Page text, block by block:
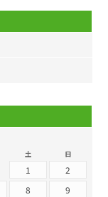
土 日
1
2
8
9